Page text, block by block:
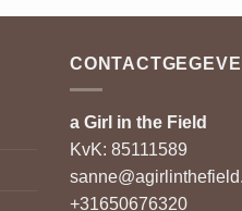
a Girl in the Field
KvK: 85111589
+31650676320